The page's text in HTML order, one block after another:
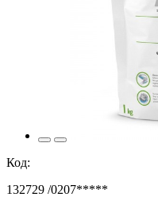
Код:
132729 /0207*****